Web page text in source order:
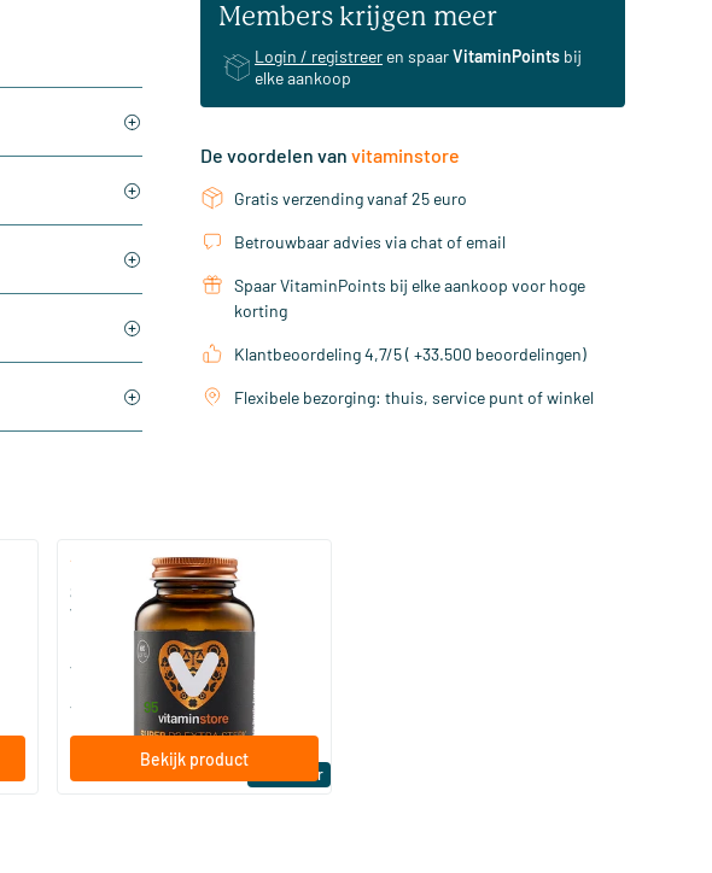
Members krijgen meer
Login / registreer en spaarVitaminPoints bij
elke aankoop
De voordelen van vitaminstore
Gratis verzending vanaf 25 euro
Betrouwbaar advies via chat of email
Spaar VitaminPoints bij elke aankoop voor hoge
korting
Klantbeoordeling 4,7/5 ( +33.500 beoordelingen)
Flexibele bezorging: thuis, service punt of winkel
Bestseller
(158)
Super D3 Extra Sterk 75 mcg
vitamine D
60/​120 softgels
Vitaminstore
vanaf 95
Bekijk product